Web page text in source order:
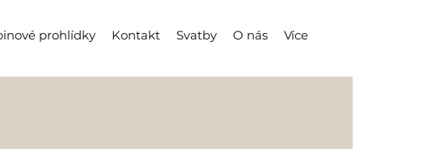
prohlídky Kontakt Svatby O nás Více